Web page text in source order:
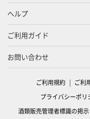
ヘルプ
ご利用ガイド
お問い合わせ
ご利用規約 ご利
プライバシーポリ
酒類販売管理者標識の掲示